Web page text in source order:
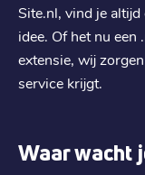
Registratie: €
Verhuizen: €
€
Registratie: €
Site.nl, vind je
idee. Of het nu
extensie, wij
service krijgt.
Waar wacht